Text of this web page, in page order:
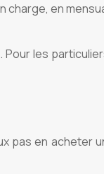
charge, en
les
pas en acheter